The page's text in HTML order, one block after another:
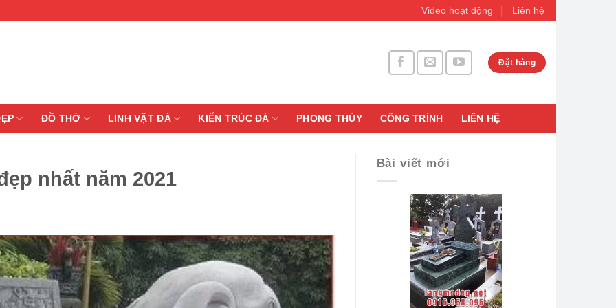
Video hoạt động Liên hệ
Đặt hàng
ĐỒ THỜ LINH VẬT ĐÁ KIẾN TRÚC ĐÁ PHONG THỦY CÔNG TRÌNH LIÊN HỆ
nhất năm 2021
Bài viết mới